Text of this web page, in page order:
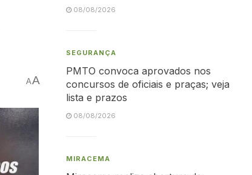
AA
08/08/2026
SEGURANÇA
PMTO convoca aprovados nos
concursos de oficiais e praças; veja
lista e prazos
08/08/2026
MIRACEMA